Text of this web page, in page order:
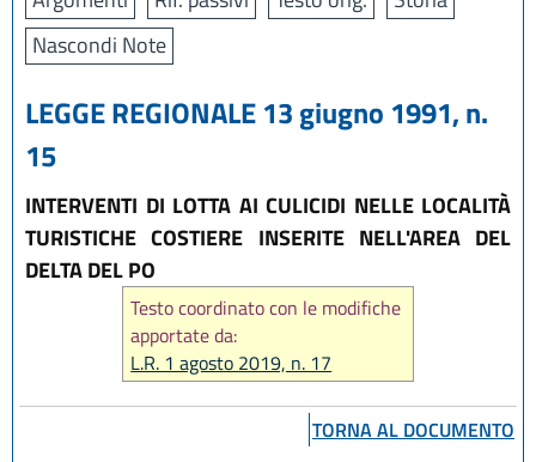
Nascondi Note
LEGGE REGIONALE 13 giugno 1991, n.
15
INTERVENTI DI LOTTA AI CULICIDI NELLE LOCALITÀ
TURISTICHE COSTIERE INSERITE NELL'AREA DEL
DELTA DEL PO
Testo coordinato con le modifiche
apportate da:
L.R. 1 agosto 2019, n. 17
TORNA AL DOCUMENTO